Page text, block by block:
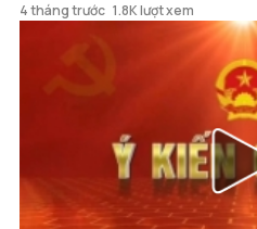
4 tháng trước 1.8K lượt xem